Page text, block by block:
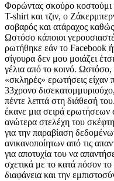
Φορώντας σκούρο κοστούμι
T-shirt και τζιν, ο
σοβαρός και ατάραχος
Ωστόσο κάποιοι
ρωτήθηκε εάν το Facebook
σίγουρα δεν μου μοιάζει
γέλια από το κοινό.
«σκληρές» ερωτήσεις
33χρονο
πέντε λεπτά στη διάθεσή
έκανε μια σειρά ερωτήσεων
ανώτερα στελέχη του
για την παραβίαση
ανικανοποίητων από τις
για αποτυχία του να
σχετικά με το κατά πόσον το
διαφάνεια και την